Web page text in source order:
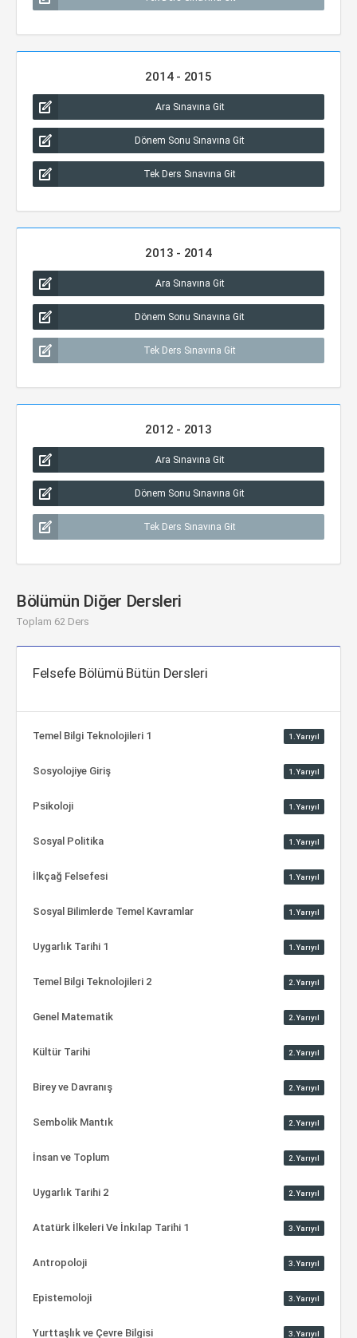
2014 - 2015
Ara Sınavına Git
Dönem Sonu Sınavına Git
Tek Ders Sınavına Git
2013 - 2014
Ara Sınavına Git
Dönem Sonu Sınavına Git
Tek Ders Sınavına Git
2012 - 2013
Ara Sınavına Git
Dönem Sonu Sınavına Git
Tek Ders Sınavına Git
Bölümün Diğer Dersleri
Toplam 62 Ders
Felsefe Bölümü Bütün Dersleri
Temel Bilgi Teknolojileri 1 1.Yarıyıl
Sosyolojiye Giriş 1.Yarıyıl
Psikoloji 1.Yarıyıl
Sosyal Politika 1.Yarıyıl
İlkçağ Felsefesi 1.Yarıyıl
Sosyal Bilimlerde Temel Kavramlar 1.Yarıyıl
Uygarlık Tarihi 1 1.Yarıyıl
Temel Bilgi Teknolojileri 2 2.Yarıyıl
Genel Matematik 2.Yarıyıl
Kültür Tarihi 2.Yarıyıl
Birey ve Davranış 2.Yarıyıl
Sembolik Mantık 2.Yarıyıl
İnsan ve Toplum 2.Yarıyıl
Uygarlık Tarihi 2 2.Yarıyıl
Atatürk İlkeleri Ve İnkılap Tarihi 1 3.Yarıyıl
Antropoloji 3.Yarıyıl
Epistemoloji 3.Yarıyıl
Yurttaşlık ve Çevre Bilgisi 3.Yarıyıl